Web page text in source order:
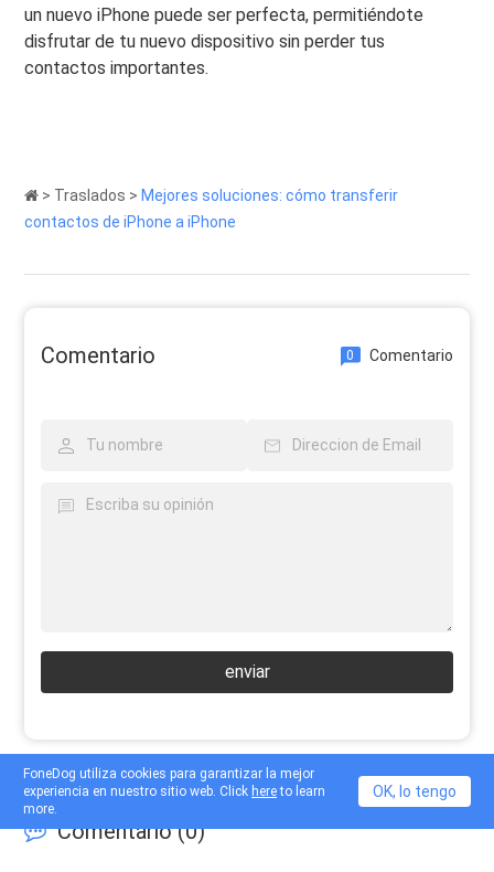
un nuevo iPhone puede ser perfecta, permitiéndote
disfrutar de tu nuevo dispositivo sin perder tus
contactos importantes.
> Traslados > Mejores soluciones: cómo transferir
contactos de iPhone a iPhone
Comentario 0 Comentario
enviar
Comentario (0)
FoneDog utiliza cookies para garantizar la mejor
experiencia en nuestro sitio web. Click hereto learn
more.
OK, lo tengo